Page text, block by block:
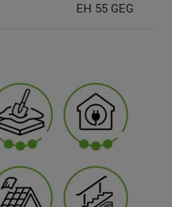
EH 55 GEG